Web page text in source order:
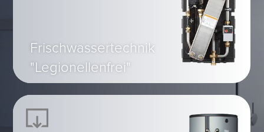
Frischwassertechnik
"Legionellenfrei"